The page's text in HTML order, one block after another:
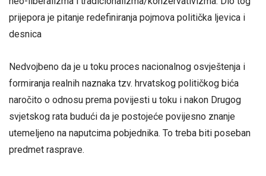
prijepora je pitanje redefiniranja pojmova politička ljevica i
desnica
Nedvojbeno da je u toku proces nacionalnog osvještenja i
formiranja realnih naznaka tzv. hrvatskog političkog bića
naročito o odnosu prema povijesti u toku i nakon Drugog
svjetskog rata budući da je postojeće povijesno znanje
utemeljeno na naputcima pobjednika. To treba biti poseban
predmet rasprave.